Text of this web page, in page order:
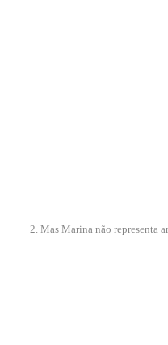
2. Mas Marina não representa